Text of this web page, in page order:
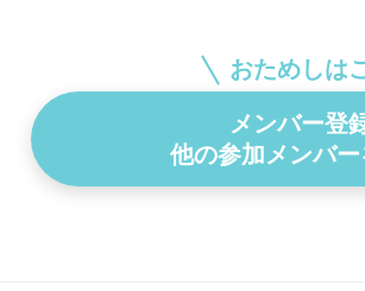
おためしは
メンバー登
他の参加メンバー